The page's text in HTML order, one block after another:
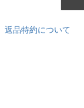
返品特約について